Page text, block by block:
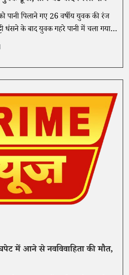
पानी पिलाने गए 26 वर्षीय युवक की रंज
धंसने के बाद युवक गहरे पानी में चला गया
में आने से नवविवाहिता की मौत,